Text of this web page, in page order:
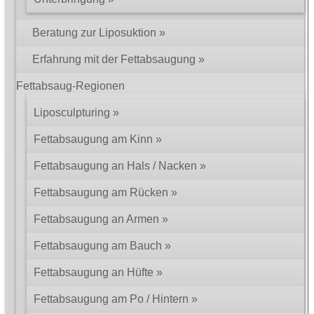
Beratung zur Liposuktion
Erfahrung mit der Fettabsaugung
Fettabsaug-Regionen
Liposculpturing
Fettabsaugung am Kinn
Fettabsaugung an Hals / Nacken
Fettabsaugung am Rücken
Fettabsaugung an Armen
Fettabsaugung am Bauch
Fettabsaugung an Hüfte
Fettabsaugung am Po / Hintern
Hallo Herr Dr. Zoppelt, ich hatte mir vor 2 Jahren am Bauch eine
Bauchregion oberhalb des Bauchnabels fetter als die Region
> weiterlesen
Betrifft: Botox, schiefer Mund
Meine Mundwinkel wurden mit Botox von einem Arzt in Basel
gespritzt. 3 Tage nach der Botoxspritze hat sich der linke
Mundwinkel angehoben, die rechte Seite hängt aber immer noch.
Wenn ich lache habe…
> weiterlesen
zitterndes Augenlid mit Botox behandeln lassen. Das Zittern ist
sich diese…